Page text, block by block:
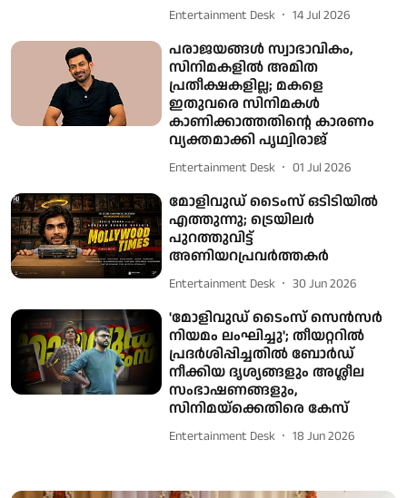
Entertainment Desk 14 Jul 2026
പരാജയങ്ങൾ സ്വാഭാവികം,
സിനിമകളിൽ അമിത
പ്രതീക്ഷകളില്ല; മകളെ
ഇതുവരെ സിനിമകൾ
കാണിക്കാത്തതിന്റെ കാരണം
വ്യക്തമാക്കി പൃഥ്വിരാജ്
Entertainment Desk 01 Jul 2026
മോളിവുഡ് ടൈംസ് ഒടിടിയില്‍
എത്തുന്നു; ട്രെയിലര്‍
പുറത്തുവിട്ട്
അണിയറപ്രവര്‍ത്തകര്‍
Entertainment Desk 30 Jun 2026
'മോളിവുഡ് ടൈംസ് സെന്‍സര്‍
നിയമം ലംഘിച്ചു'; തീയറ്ററില്‍
പ്രദര്‍ശിപ്പിച്ചതില്‍ ബോര്‍ഡ്
നീക്കിയ ദൃശ്യങ്ങളും അശ്ലീല
സംഭാഷണങ്ങളും,
സിനിമയ്ക്കെതിരെ കേസ്
Entertainment Desk 18 Jun 2026